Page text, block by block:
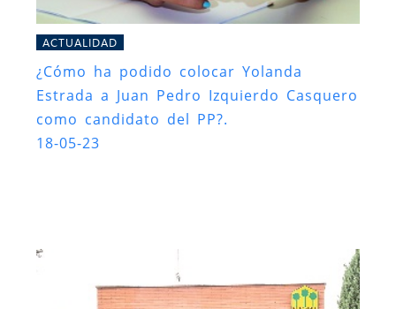
ACTUALIDAD
¿Cómo ha podido colocar Yolanda
Estrada a Juan Pedro Izquierdo Casquero
como candidato del PP?.
18-05-23